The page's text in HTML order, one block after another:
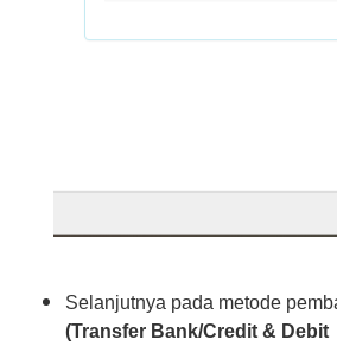
Selanjutnya pada metode
(Transfer Bank/Credit & Debit